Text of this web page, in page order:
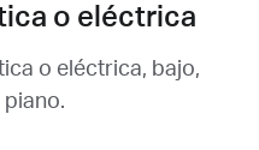
o eléctrica
o eléctrica, bajo,
piano.